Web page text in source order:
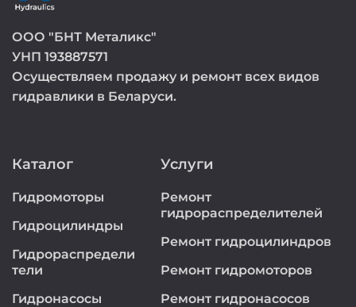
ООО "БНТ Металикс"
УНП 193887571
Осуществляем продажу и ремонт всех видов
гидравлики в Беларуси.
Каталог
Гидромоторы
Гидроцилиндры
Гидрораспредели
тели
Гидронасосы
Услуги
Ремонт
гидрораспределителей
Ремонт гидроцилиндров
Ремонт гидромоторов
Ремонт гидронасосов